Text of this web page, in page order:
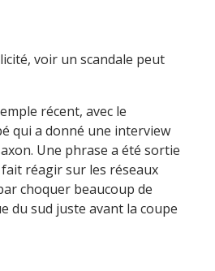
voir un scandale peut
récent, avec le
qui a donné une interview
Une phrase a été sortie
réagir sur les réseaux
choquer beaucoup de
du sud juste avant la coupe